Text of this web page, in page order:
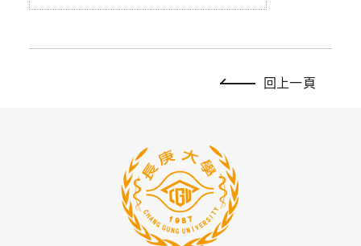
回上一頁